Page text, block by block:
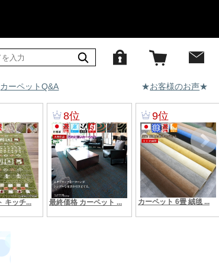
カーペットQ&A ★お客様のお声★